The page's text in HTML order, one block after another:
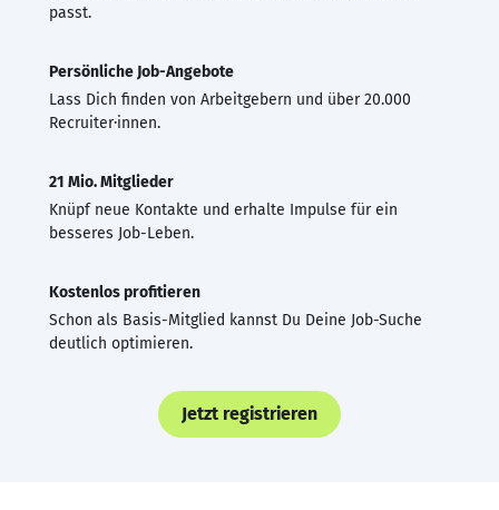
passt.
Persönliche Job-Angebote
Lass Dich finden von Arbeitgebern und über 20.000
Recruiter·innen.
21 Mio. Mitglieder
Knüpf neue Kontakte und erhalte Impulse für ein
besseres Job-Leben.
Kostenlos profitieren
Schon als Basis-Mitglied kannst Du Deine Job-Suche
deutlich optimieren.
Jetzt registrieren